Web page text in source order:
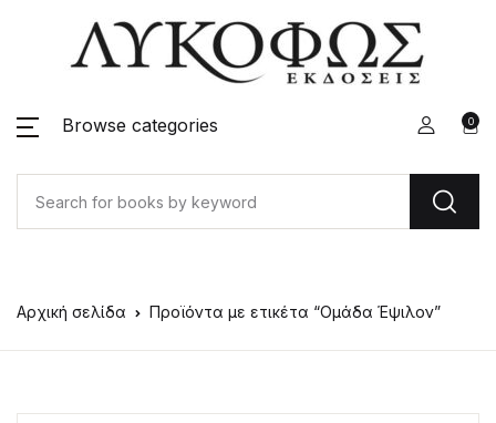
Browse categories 0
Αρχική σελίδα Προϊόντα με ετικέτα “Ομάδα Έψιλον”